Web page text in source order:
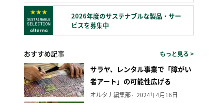
2026年度のサステナブルな製品・サー
ビスを募集中
おすすめ記事 もっと見る >
サラヤ、レンタル事業で「障がい
者アート」の可能性広げる
オルタナ編集部 2024年4月16日